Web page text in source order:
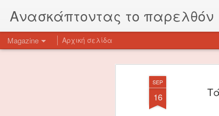
SEP
16
Ανασκάπτοντας το παρελθόν
Magazine Αρχική σελίδα